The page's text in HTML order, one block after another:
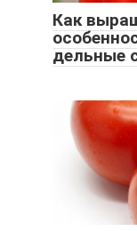
Как
дельные